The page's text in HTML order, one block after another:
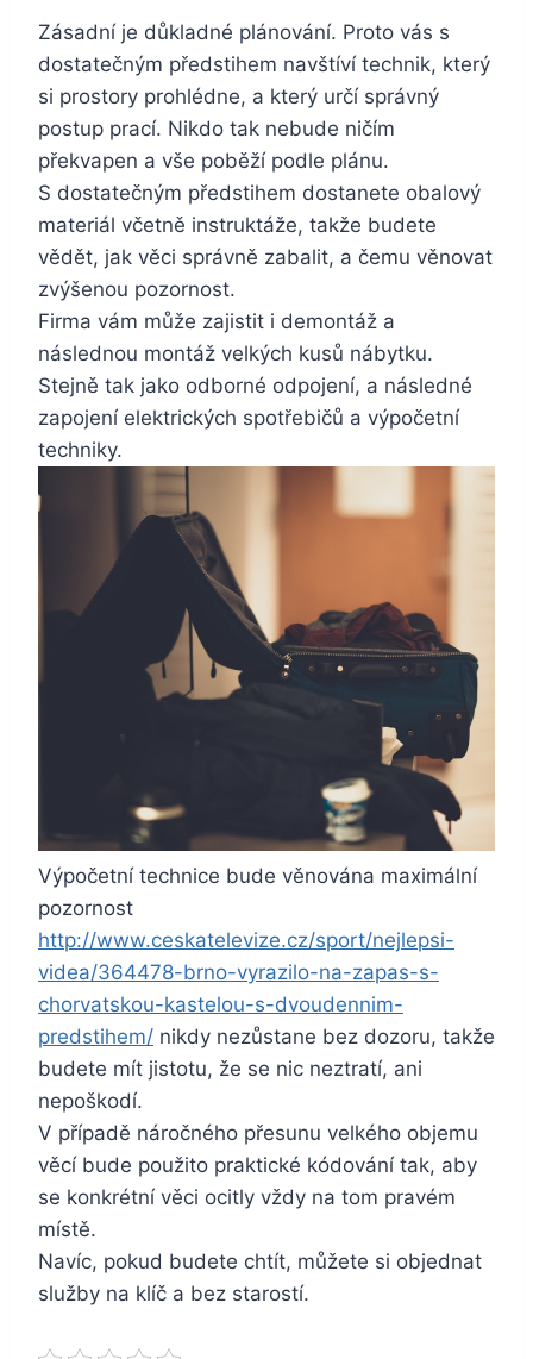
Zásadní je důkladné plánování. Proto vás s
dostatečným předstihem navštíví technik, který
si prostory prohlédne, a který určí správný
postup prací. Nikdo tak nebude ničím
překvapen a vše poběží podle plánu.
S dostatečným předstihem dostanete obalový
materiál včetně instruktáže, takže budete
vědět, jak věci správně zabalit, a čemu věnovat
zvýšenou pozornost.
Firma vám může zajistit i demontáž a
následnou montáž velkých kusů nábytku.
Stejně tak jako odborné odpojení, a následné
zapojení elektrických spotřebičů a výpočetní
techniky.
Výpočetní technice bude věnována maximální
pozornost
http://www.ceskatelevize.cz/sport/nejlepsi-
videa/364478-brno-vyrazilo-na-zapas-s-
chorvatskou-kastelou-s-dvoudennim-
predstihem/ nikdy nezůstane bez dozoru, takže
budete mít jistotu, že se nic neztratí, ani
nepoškodí.
V případě náročného přesunu velkého objemu
věcí bude použito praktické kódování tak, aby
se konkrétní věci ocitly vždy na tom pravém
místě.
Navíc, pokud budete chtít, můžete si objednat
služby na klíč a bez starostí.